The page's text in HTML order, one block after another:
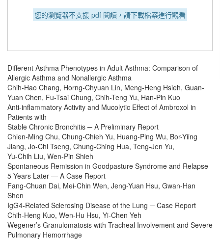
您的瀏覽器不支援 pdf 閱讀，請下載檔案進行觀看
Different Asthma Phenotypes in Adult Asthma: Comparison of
Allergic Asthma and Nonallergic Asthma
Chih-Hao Chang, Horng-Chyuan Lin, Meng-Heng Hsieh, Guan-
Yuan Chen, Fu-Tsai Chung, Chih-Teng Yu, Han-Pin Kuo
Anti-inflammatory Activity and Mucolytic Effect of Ambroxol in
Patients with
Stable Chronic Bronchitis ─ A Preliminary Report
Chien-Ming Chu, Chung-Chieh Yu, Huang-Ping Wu, Bor-Yiing
Jiang, Jo-Chi Tseng, Chung-Ching Hua, Teng-Jen Yu,
Yu-Chih Liu, Wen-Pin Shieh
Spontaneous Remission in Goodpasture Syndrome and Relapse
5 Years Later — A Case Report
Fang-Chuan Dai, Mei-Chin Wen, Jeng-Yuan Hsu, Gwan-Han
Shen
IgG4-Related Sclerosing Disease of the Lung ─ Case Report
Chih-Heng Kuo, Wen-Hu Hsu, Yi-Chen Yeh
Wegener’s Granulomatosis with Tracheal Involvement and Severe
Pulmonary Hemorrhage